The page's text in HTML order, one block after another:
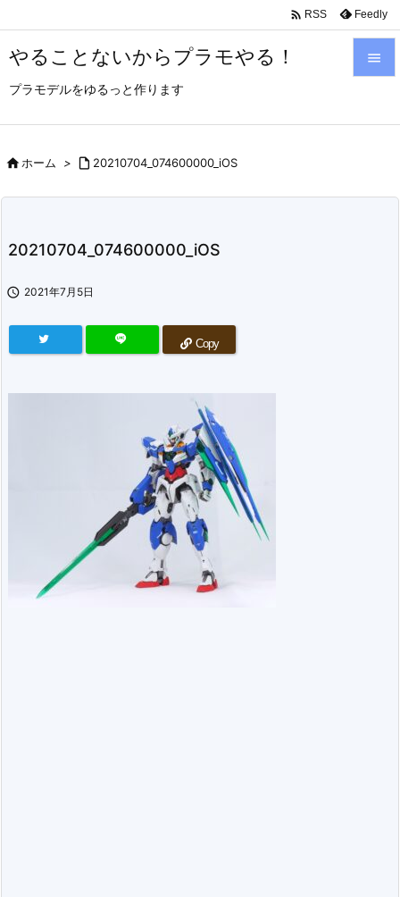
やることないからプラモやる！
プラモデルをゆるっと作ります

 RSS Feedly
ホーム >  20210704_074600000_iOS
20210704_074600000_iOS
 2021年7月5日
Copy